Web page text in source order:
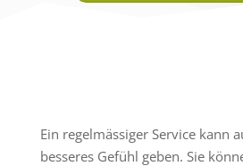
Ein regelmässiger Service kann
besseres Gefühl geben. Sie